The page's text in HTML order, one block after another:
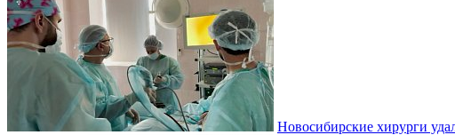
Новосибирские хирурги